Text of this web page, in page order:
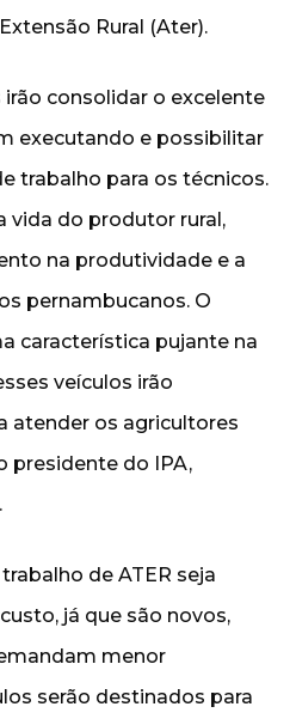
Rural (Ater).
irão consolidar o excelente
executando e possibilitar
trabalho para os técnicos.
vida do produtor rural,
na produtividade e a
pernambucanos. O
característica pujante na
veículos irão
atender os agricultores
presidente do IPA,
de ATER seja
já que são novos,
menor
serão destinados para